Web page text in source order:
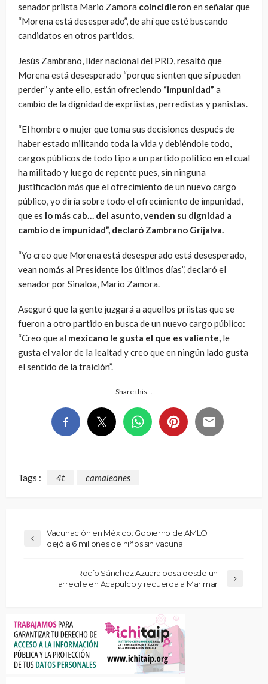
senador priista Mario Zamora coincidieron en señalar que
“Morena está desesperado”, de ahí que esté buscando
candidatos en otros partidos.
Jesús Zambrano, líder nacional del PRD, resaltó que
Morena está desesperado “porque sienten que sí pueden
perder” y ante ello, están ofreciendo “impunidad” a
cambio de la dignidad de expriistas, perredistas y panistas.
“El hombre o mujer que toma sus decisiones después de
haber estado militando toda la vida y debiéndole todo,
cargos públicos de todo tipo a un partido político en el cual
ha militado y luego de repente pues, sin ninguna
justificación más que el ofrecimiento de un nuevo cargo
público, yo diría sobre todo el ofrecimiento de impunidad,
que es lo más cab… del asunto, venden su dignidad a
cambio de impunidad”, declaró Zambrano Grijalva.
“Yo creo que Morena está desesperado está desesperado,
vean nomás al Presidente los últimos días”, declaró el
senador por Sinaloa, Mario Zamora.
Aseguró que la gente juzgará a aquellos priistas que se
fueron a otro partido en busca de un nuevo cargo público:
“Creo que al mexicano le gusta el que es valiente, le
gusta el valor de la lealtad y creo que en ningún lado gusta
el sentido de la traición”.
Share this…
Tags : 4t camaleones
Vacunación en México: Gobierno de AMLO
dejó a 6 millones de niños sin vacuna
Rocío Sánchez Azuara posa desde un
arrecife en Acapulco y recuerda a Marimar